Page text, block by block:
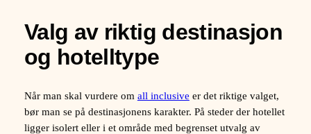
Valg av riktig destinasjon
og hotelltype
Når man skal vurdere om all inclusive er det riktige valget,
bør man se på destinasjonens karakter. På steder der hotellet
ligger isolert eller i et område med begrenset utvalg av